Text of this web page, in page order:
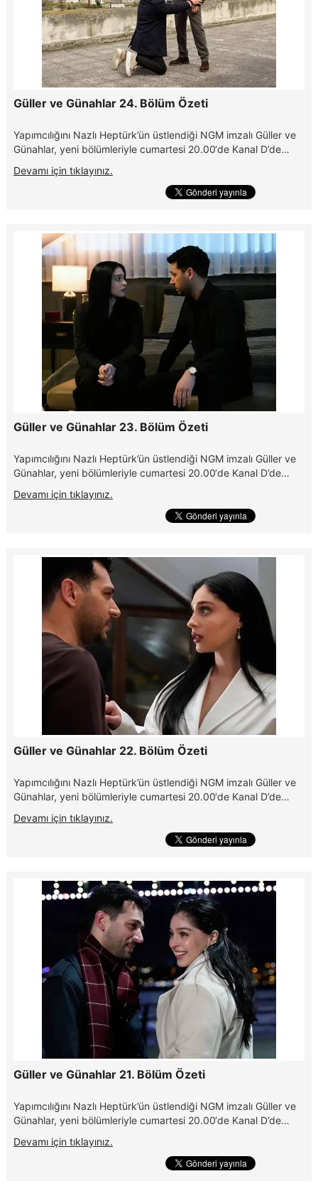
Güller ve Günahlar 24. Bölüm Özeti
Yapımcılığını Nazlı Heptürk’ün üstlendiği NGM imzalı Güller ve
Günahlar, yeni bölümleriyle cumartesi 20.00‘de Kanal D’de…
Devamı için tıklayınız.
Güller ve Günahlar 23. Bölüm Özeti
Yapımcılığını Nazlı Heptürk’ün üstlendiği NGM imzalı Güller ve
Günahlar, yeni bölümleriyle cumartesi 20.00‘de Kanal D’de…
Devamı için tıklayınız.
Güller ve Günahlar 22. Bölüm Özeti
Yapımcılığını Nazlı Heptürk’ün üstlendiği NGM imzalı Güller ve
Günahlar, yeni bölümleriyle cumartesi 20.00‘de Kanal D’de…
Devamı için tıklayınız.
Güller ve Günahlar 21. Bölüm Özeti
Yapımcılığını Nazlı Heptürk’ün üstlendiği NGM imzalı Güller ve
Günahlar, yeni bölümleriyle cumartesi 20.00‘de Kanal D’de…
Devamı için tıklayınız.